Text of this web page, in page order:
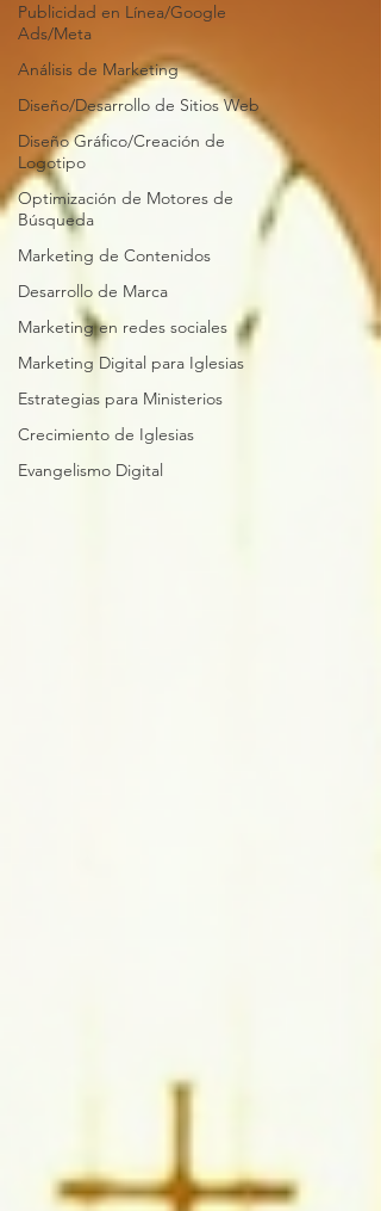
Publicidad en Línea/Google
Ads/Meta
Análisis de Marketing
Diseño/Desarrollo de Sitios Web
Diseño Gráfico/Creación de
Logotipo
Optimización de Motores de
Búsqueda
Marketing de Contenidos
Desarrollo de Marca
Marketing en redes sociales
Marketing Digital para Iglesias
Estrategias para Ministerios
Crecimiento de Iglesias
Evangelismo Digital